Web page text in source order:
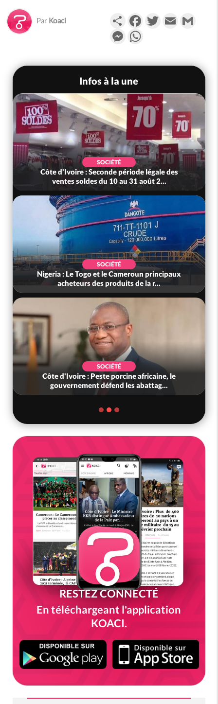
Par Koaci PartagerFacebookTwitterEmail
Messenger
Infos à la une
SOCIÉTÉ
Côte d'Ivoire : Seconde période légale des
ventes soldes du 10 au 31 août 2...
SOCIÉTÉ
Nigeria : Le Togo et le Cameroun principaux
acheteurs des produits de la r...
SOCIÉTÉ
Côte d'Ivoire : Peste porcine africaine, le
gouvernement défend les abattag...
RESTEZ CONNECTÉ
En téléchargeant l'application
KOACI.